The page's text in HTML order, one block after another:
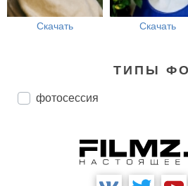
Скачать Скачать
ТИПЫ
фотосессия